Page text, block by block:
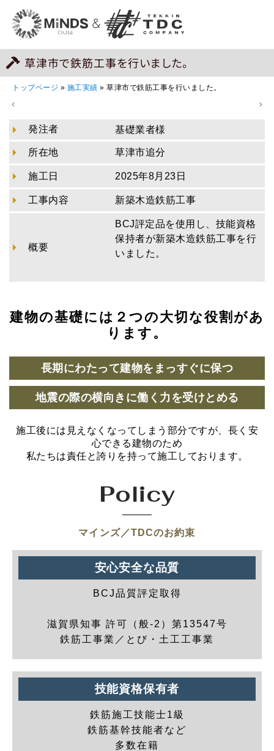
草津市で鉄筋工事を行いました。
トップページ » 施工実績 » 草津市で鉄筋工事を行いました。
発注者 基礎業者様
所在地 草津市追分
施工日 2025年8月23日
工事内容 新築木造鉄筋工事
概要
BCJ評定品を使用し、技能資格
保持者が新築木造鉄筋工事を行
いました。
建物の基礎には２つの大切な役割があ
ります。
長期にわたって建物をまっすぐに保つ
地震の際の横向きに働く力を受けとめる
施工後には見えなくなってしまう部分ですが、長く安
心できる建物のため
私たちは責任と誇りを持って施工しております。
Policy
マインズ／TDCのお約束
安心安全な品質
BCJ品質評定取得
滋賀県知事 許可（般-2）第13547号
鉄筋工事業／とび・土工工事業
技能資格保有者
鉄筋施工技能士1級
鉄筋基幹技能者など
多数在籍